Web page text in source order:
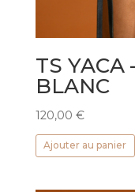
TS YACA
BLANC
120,00 €
Ajouter au panier